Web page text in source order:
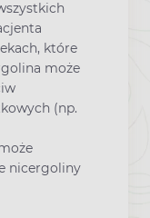
które
może
(np.
nicergoliny